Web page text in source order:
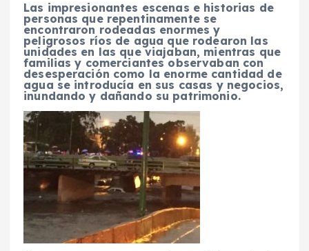
Las impresionantes escenas e historias de
personas que repentinamente se
encontraron rodeadas enormes y
peligrosos ríos de agua que rodearon las
unidades en las que viajaban, mientras que
familias y comerciantes observaban con
desesperación como la enorme cantidad de
agua se introducía en sus casas y negocios,
inundando y dañando su patrimonio.